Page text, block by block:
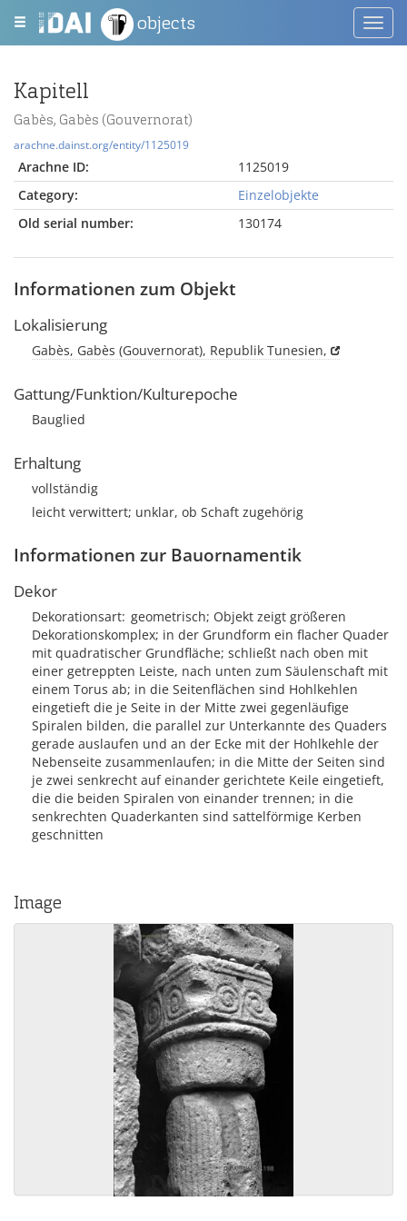
objects
Kapitell
Gabès, Gabès (Gouvernorat)
arachne.dainst.org/entity/1125019
Arachne ID:
1125019
Category:
Einzelobjekte
Old serial number:
130174
Informationen zum Objekt
Lokalisierung
Gabès, Gabès (Gouvernorat), Republik Tunesien,
Gattung/Funktion/Kulturepoche
Bauglied
Erhaltung
vollständig
leicht verwittert; unklar, ob Schaft zugehörig
Informationen zur Bauornamentik
Dekor
Dekorationsart geometrisch; Objekt zeigt größeren
Dekorationskomplex; in der Grundform ein flacher Quader
mit quadratischer Grundfläche; schließt nach oben mit
einer getreppten Leiste, nach unten zum Säulenschaft mit
einem Torus ab; in die Seitenflächen sind Hohlkehlen
eingetieft die je Seite in der Mitte zwei gegenläufige
Spiralen bilden, die parallel zur Unterkannte des Quaders
gerade auslaufen und an der Ecke mit der Hohlkehle der
Nebenseite zusammenlaufen; in die Mitte der Seiten sind
je zwei senkrecht auf einander gerichtete Keile eingetieft,
die die beiden Spiralen von einander trennen; in die
senkrechten Quaderkanten sind sattelförmige Kerben
geschnitten
Image